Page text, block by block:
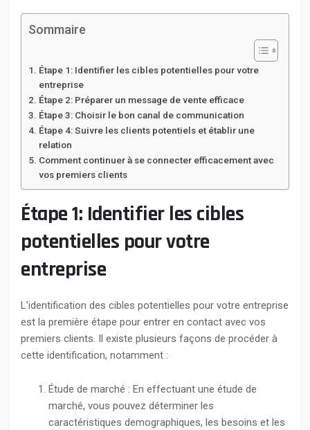
Sommaire
Étape 1: Identifier les cibles potentielles pour votre
entreprise
Étape 2: Préparer un message de vente efficace
Étape 3: Choisir le bon canal de communication
Étape 4: Suivre les clients potentiels et établir une
relation
Comment continuer à se connecter efficacement avec
vos premiers clients
Étape 1: Identifier les cibles
potentielles pour votre
entreprise
L’identification des cibles potentielles pour votre entreprise
est la première étape pour entrer en contact avec vos
premiers clients. Il existe plusieurs façons de procéder à
cette identification, notamment :
Étude de marché : En effectuant une étude de
marché, vous pouvez déterminer les
caractéristiques demographiques, les besoins et les